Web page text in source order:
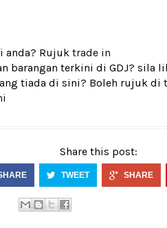
anda? Rujuk trade in
barangan terkini di GDJ? sila
tiada di sini? Boleh rujuk di
Share this post:
TWEET SHARE